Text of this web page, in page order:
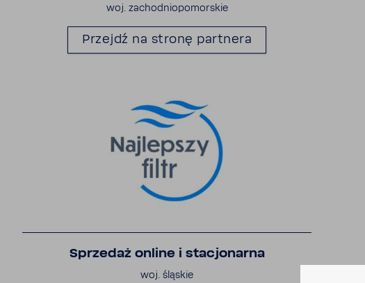
woj. zachod­nio­po­mor­skie
Przejdź na stronę part­nera
Sprzedaż online i stacjo­narna
woj. śląskie